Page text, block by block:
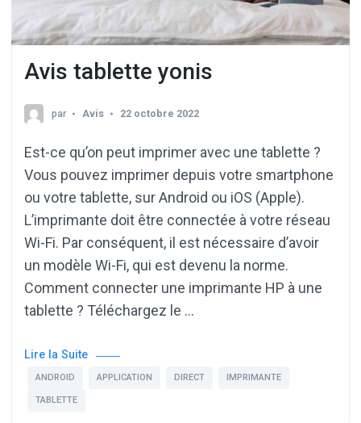
Avis tablette yonis
par Avis 22 octobre 2022
Est-ce qu’on peut imprimer avec une tablette ?
Vous pouvez imprimer depuis votre smartphone
ou votre tablette, sur Android ou iOS (Apple).
L’imprimante doit être connectée à votre réseau
Wi-Fi. Par conséquent, il est nécessaire d’avoir
un modèle Wi-Fi, qui est devenu la norme.
Comment connecter une imprimante HP à une
tablette ? Téléchargez le …
Lire la Suite
ANDROID APPLICATION DIRECT IMPRIMANTE
TABLETTE